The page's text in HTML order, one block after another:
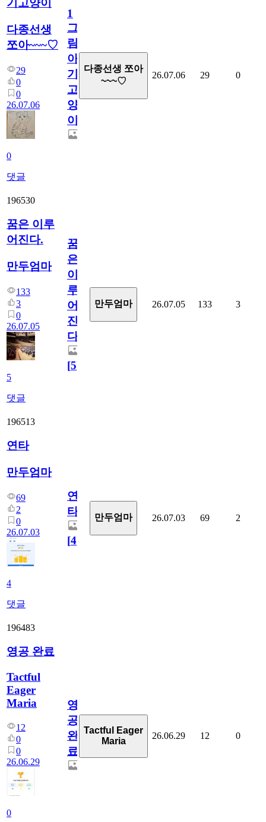
기고양이
다종선생
쪼아~~~♡
29
0
0
26.07.06
0
댓글
1
그
림...
아
기
고
양
이
다종선생 쪼아
~~~♡
26.07.06 29 0
196530
꿈은 이루
어진다.
만두엄마
133
3
0
26.07.05
5
댓글
꿈
은
이
루
어
진
다.
[5]
만두엄마 26.07.05 133 3
196513
연타
만두엄마
69
2
0
26.07.03
4
댓글
연
타
[4]
만두엄마 26.07.03 69 2
196483
영공 완료
Tactful
Eager
Maria
12
0
0
26.06.29
0
영
공
완
료
Tactful Eager
Maria
26.06.29 12 0